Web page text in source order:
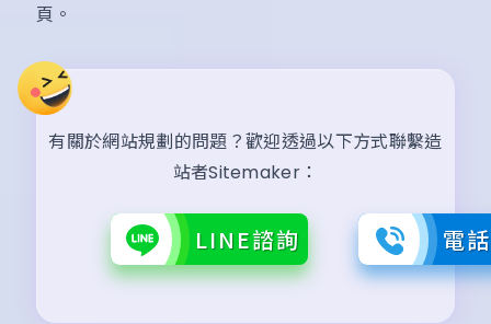
頁。
有關於網站規劃的問題？歡迎透過以下方式聯繫造
站者Sitemaker：
LINE諮詢 電